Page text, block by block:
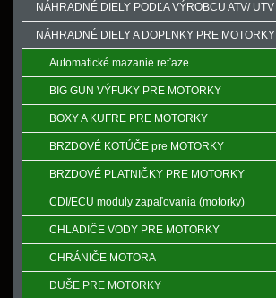
NÁHRADNÉ DIELY PODĽA VÝROBCU ATV/ UTV
NÁHRADNÉ DIELY A DOPLNKY PRE MOTORKY
Automatické mazanie reťaze
BIG GUN VÝFUKY PRE MOTORKY
BOXY A KUFRE PRE MOTORKY
BRZDOVÉ KOTÚČE pre MOTORKY
BRZDOVÉ PLATNIČKY PRE MOTORKY
CDI/ECU moduly zapaľovania (motorky)
CHLADIČE VODY PRE MOTORKY
CHRÁNIČE MOTORA
DUŠE PRE MOTORKY